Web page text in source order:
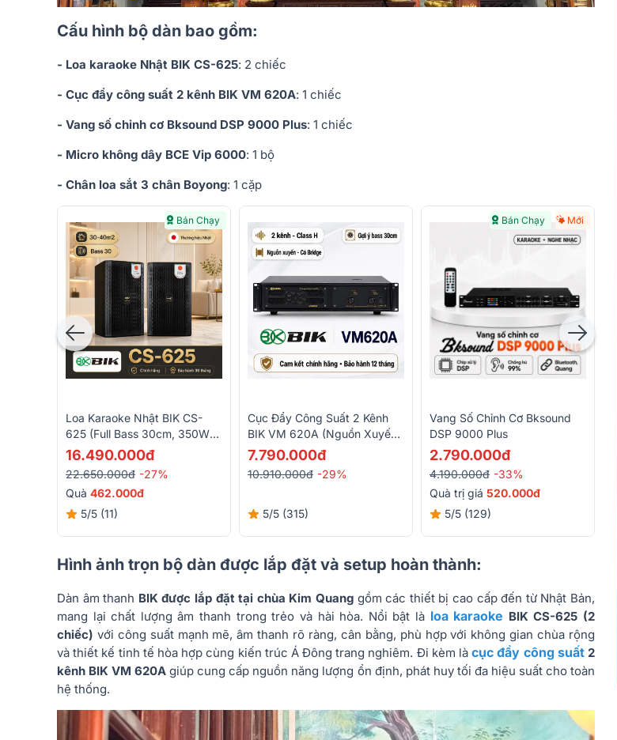
Cấu hình bộ dàn bao gồm:
- Loa karaoke Nhật BIK CS-625: 2 chiếc
- Cục đẩy công suất 2 kênh BIK VM 620A: 1 chiếc
- Vang số chỉnh cơ Bksound DSP 9000 Plus: 1 chiếc
- Micro không dây BCE Vip 6000: 1 bộ
- Chân loa sắt 3 chân Boyong: 1 cặp
Bán Chạy
Loa Karaoke Nhật BIK CS-
625 (Full Bass 30cm, 350W
RMS)
16.490.000đ
22.650.000đ -27%
Quà 462.000đ
5/5 (11)
Cục Đẩy Công Suất 2 Kênh
BIK VM 620A (Nguồn Xuyến,
Class H, 600W)
7.790.000đ
10.910.000đ -29%
5/5 (315)
Bán Chạy Mới
Vang Số Chỉnh Cơ Bksound
DSP 9000 Plus
2.790.000đ
4.190.000đ -33%
Quà trị giá 520.000đ
5/5 (129)
Hình ảnh trọn bộ dàn được lắp đặt và setup hoàn thành:
Dàn âm thanh BIK được lắp đặt tại chùa Kim Quang gồm các thiết bị cao cấp đến từ Nhật Bản,
mang lại chất lượng âm thanh trong trẻo và hài hòa. Nổi bật là loa karaoke BIK CS-625 (2
chiếc) với công suất mạnh mẽ, âm thanh rõ ràng, cân bằng, phù hợp với không gian chùa rộng
và thiết kế tinh tế hòa hợp cùng kiến trúc Á Đông trang nghiêm. Đi kèm làcục đẩy công suất2
kênh BIK VM 620A giúp cung cấp nguồn năng lượng ổn định, phát huy tối đa hiệu suất cho toàn
hệ thống.